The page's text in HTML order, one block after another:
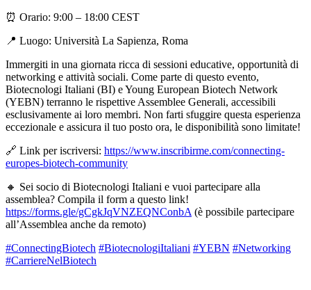
⏰ Orario: 9:00 – 18:00 CEST
📍 Luogo: Università La Sapienza, Roma
Immergiti in una giornata ricca di sessioni educative, opportunità di
networking e attività sociali. Come parte di questo evento,
Biotecnologi Italiani (BI) e Young European Biotech Network
(YEBN) terranno le rispettive Assemblee Generali, accessibili
esclusivamente ai loro membri. Non farti sfuggire questa esperienza
eccezionale e assicura il tuo posto ora, le disponibilità sono limitate!
🔗 Link per iscriversi: https://www.inscribirme.com/connecting-
europes-biotech-community
🔸 Sei socio di Biotecnologi Italiani e vuoi partecipare alla
assemblea? Compila il form a questo link!
https://forms.gle/gCgkJqVNZEQNConbA (è possibile partecipare
all’Assemblea anche da remoto)
#ConnectingBiotech #BiotecnologiItaliani #YEBN #Networking
#CarriereNelBiotech